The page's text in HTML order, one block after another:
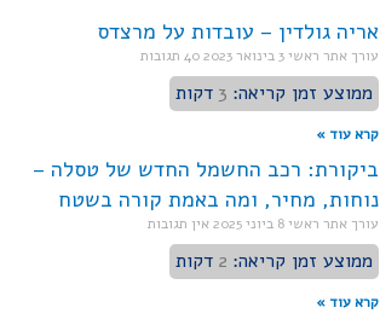
אריה גולדין – עובדות על מרצדס
עורך אתר ראשי3 בינואר 2023 40 תגובות
ממוצע זמן קריאה: 3 דקות
קרא עוד »
ביקורת: רכב החשמל החדש של טסלה –
נוחות, מחיר, ומה באמת קורה בשטח
עורך אתר ראשי8 ביוני 2025 אין תגובות
ממוצע זמן קריאה: 2 דקות
קרא עוד »